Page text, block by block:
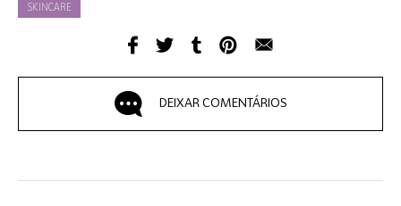
SKINCARE
DEIXAR COMENTÁRIOS